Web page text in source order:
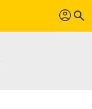
profil search